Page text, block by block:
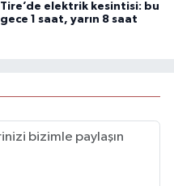
Tire’de elektrik kesintisi: bu
gece 1 saat, yarın 8 saat